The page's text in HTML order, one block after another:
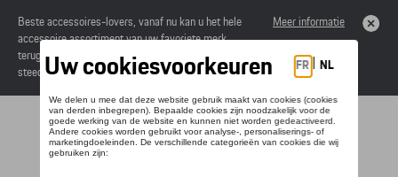
Beste accessoires-lovers, vanaf nu kan u het hele
accessoire assortiment van uw favoriete merk
terugvinden in de online catalogus. Deze kunnen
steeds besteld worden via uw dealer.
Meer informatie
Toggle navigation